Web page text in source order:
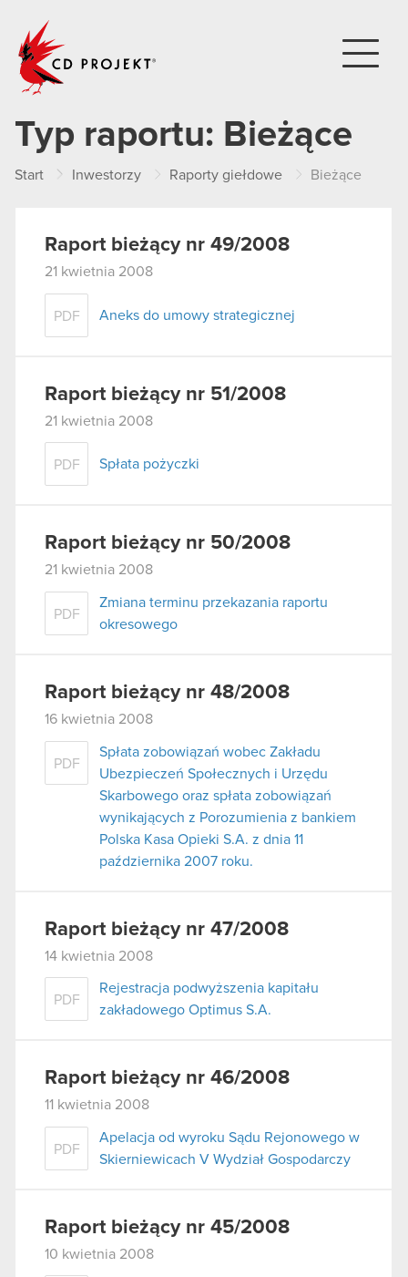
Typ raportu: Bieżące
Start Inwestorzy Raporty giełdowe Bieżące
Raport bieżący nr 49/2008
21 kwietnia 2008
PDF Aneks do umowy strategicznej
Raport bieżący nr 51/2008
21 kwietnia 2008
PDF Spłata pożyczki
Raport bieżący nr 50/2008
21 kwietnia 2008
PDF
Zmiana terminu przekazania raportu
okresowego
Raport bieżący nr 48/2008
16 kwietnia 2008
PDF
Spłata zobowiązań wobec Zakładu
Ubezpieczeń Społecznych i Urzędu
Skarbowego oraz spłata zobowiązań
wynikających z Porozumienia z bankiem
Polska Kasa Opieki S.A. z dnia 11
października 2007 roku.
Raport bieżący nr 47/2008
14 kwietnia 2008
PDF
Rejestracja podwyższenia kapitału
zakładowego Optimus S.A.
Raport bieżący nr 46/2008
11 kwietnia 2008
PDF
Apelacja od wyroku Sądu Rejonowego w
Skierniewicach V Wydział Gospodarczy
Raport bieżący nr 45/2008
10 kwietnia 2008